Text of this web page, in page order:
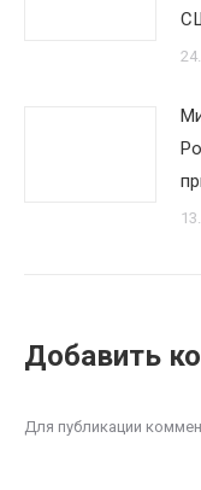
Добавить
Для публикации